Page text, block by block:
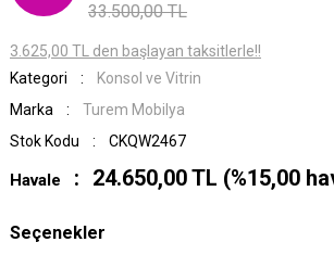
33.500,00 TL
3.625,00 TL den başlayan taksitlerle!!
Kategori
Konsol ve Vitrin
Marka
Turem Mobilya
Stok Kodu
CKQW2467
Havale 24.650,00 TL (%15,00
Seçenekler